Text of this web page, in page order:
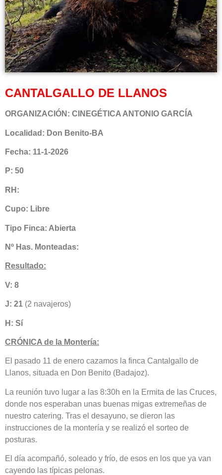
CANTALGALLO DE LLANOS
ORGANIZACIÓN: CINEGÉTICA ANTONIO GARCÍA
Localidad: Don Benito-BA
Fecha: 11-1-2026
P: 50
RH:
Cupo: Libre
Tipo Finca: Abierta
Nº Has. Monteadas:
Resultado:
V: 8
J: 21 (2 navajeros)
H: Sí
CRÓNICA de la Montería:
El pasado 11 de enero cazamos la finca Cantalgallo de
Llanos, situada en Don Benito (Badajoz).
La reunión tuvo lugar a las 8:30h en la Ermita de las Cruces,
donde nos esperaban unas buenas migas extremeñas de
nuestro catering. Tras el desayuno, se dieron las
instrucciones de la montería y se realizó el sorteo de
posturas.
El día acompañó, soleado y frío, de esos en los que ya van
cayendo las típicas pelonas.